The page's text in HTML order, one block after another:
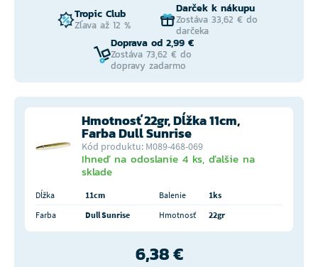
Tropic Club
Zľava až 12 %
Darček k nákupu
Zostáva 33,62 € do
darčeka
Doprava od 2,99 €
Zostáva 73,62 € do
dopravy zadarmo
Hmotnosť 22gr, Dĺžka 11cm,
Farba Dull Sunrise
Kód produktu: M089-468-069
Ihneď na odoslanie 4 ks, ďalšie na
sklade
Dĺžka 11cm Balenie
1ks
Farba
Dull Sunrise Hmotnosť 22gr
6,38 €